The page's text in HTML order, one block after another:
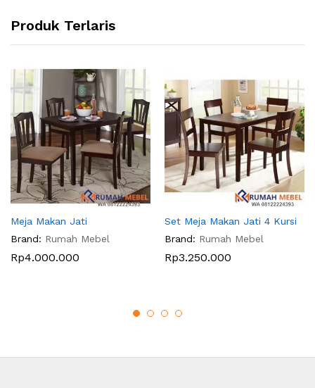
Produk Terlaris
Meja Makan Jati
Brand: Rumah Mebel
Rp4.000.000
Set Meja Makan Jati 4 Kursi
Brand: Rumah Mebel
Rp3.250.000